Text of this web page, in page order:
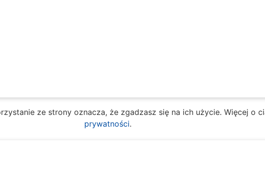
ze strony oznacza, że zgadzasz się na ich użycie. Więcej o
prywatności.